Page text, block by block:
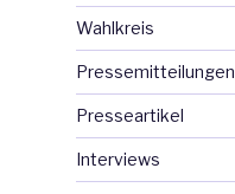
Wahlkreis
Pressemitteilungen
Presseartikel
Interviews